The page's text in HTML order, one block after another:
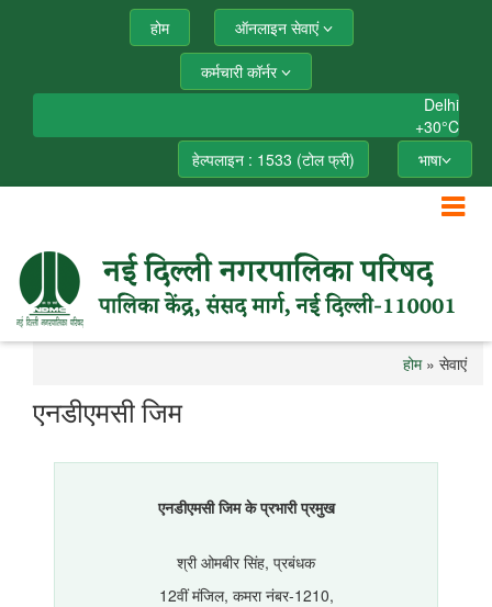
होम
ऑनलाइन सेवाएं
कर्मचारी कॉर्नर
Delhi
+30°C
हेल्पलाइन : 1533 (टोल फ्री)
भाषा
होम» सेवाएं
एनडीएमसी जिम
एनडीएमसी जिम के प्रभारी प्रमुख
श्री ओमबीर सिंह, प्रबंधक
12वीं मंजिल, कमरा नंबर-1210,